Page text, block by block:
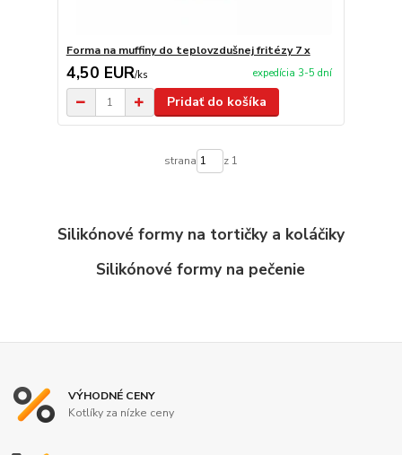
Forma na muffiny do teplovzdušnej fritézy 7 x
4,50 EUR/ks expedícia 3-5 dní
Pridať do košíka
strana z 1
Silikónové formy na tortičky a koláčiky
Silikónové formy na pečenie
VÝHODNÉ CENY
Kotlíky za nízke ceny